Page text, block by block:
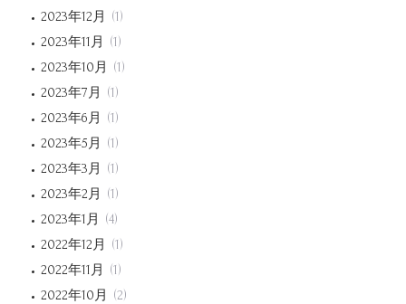
2023年12月
(1)
2023年11月
(1)
2023年10月
(1)
2023年7月
(1)
2023年6月
(1)
2023年5月
(1)
2023年3月
(1)
2023年2月
(1)
2023年1月
(4)
2022年12月
(1)
2022年11月
(1)
2022年10月
(2)